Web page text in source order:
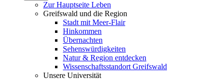
Zur Hauptseite Leben
Greifswald und die Region
Stadt mit Meer-Flair
Hinkommen
Übernachten
Sehenswürdigkeiten
Natur & Region entdecken
Wissenschaftsstandort Greifswald
Unsere Universität